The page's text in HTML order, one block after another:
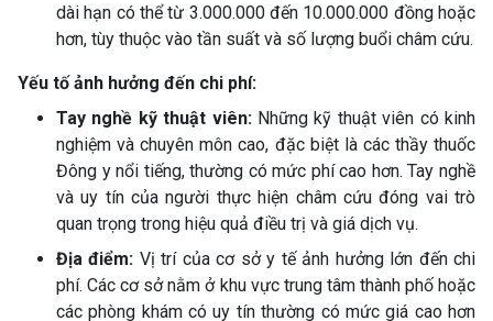
dài hạn có thể từ 3.000.000 đến 10.000.000 đồng hoặc
hơn, tùy thuộc vào tần suất và số lượng buổi châm cứu.
Yếu tố ảnh hưởng đến chi phí:
Tay nghề kỹ thuật viên:Những kỹ thuật viên có kinh
nghiệm và chuyên môn cao, đặc biệt là các thầy thuốc
Đông y nổi tiếng, thường có mức phí cao hơn. Tay nghề
và uy tín của người thực hiện châm cứu đóng vai trò
quan trọng trong hiệu quả điều trị và giá dịch vụ.
Địa điểm: Vị trí của cơ sở y tế ảnh hưởng lớn đến chi
phí. Các cơ sở nằm ở khu vực trung tâm thành phố hoặc
các phòng khám có uy tín thường có mức giá cao hơn